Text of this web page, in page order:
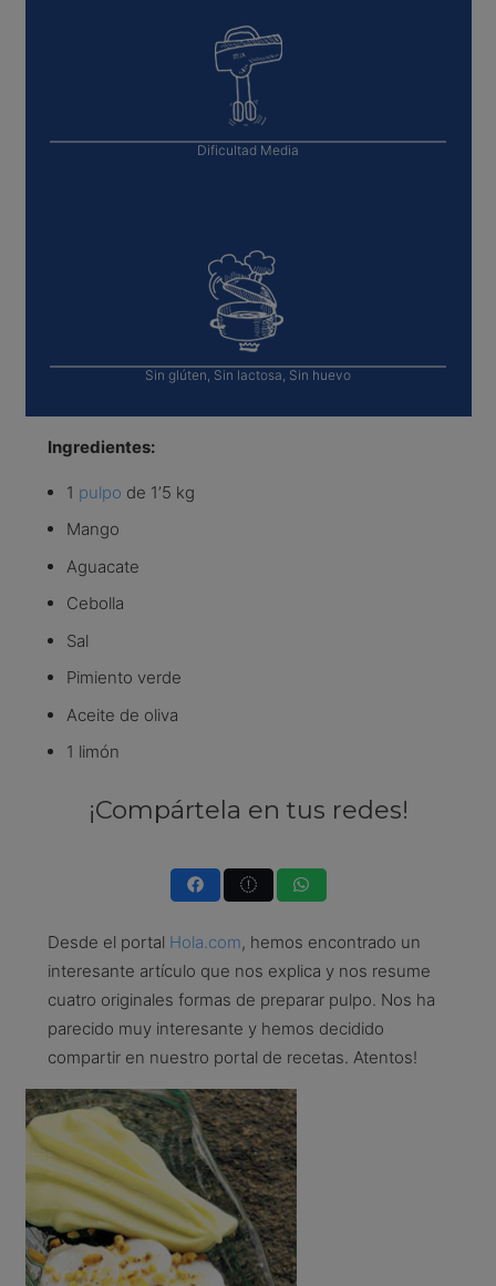
Dificultad Media
Sin glúten, Sin lactosa, Sin huevo
Ingredientes:
1 pulpo de 1’5 kg
Mango
Aguacate
Cebolla
Sal
Pimiento verde
Aceite de oliva
1 limón
¡Compártela en tus redes!
Desde el portal Hola.com, hemos encontrado un
interesante artículo que nos explica y nos resume
cuatro originales formas de preparar pulpo. Nos ha
parecido muy interesante y hemos decidido
compartir en nuestro portal de recetas. Atentos!